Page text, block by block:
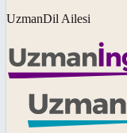
UzmanDil Ailesi